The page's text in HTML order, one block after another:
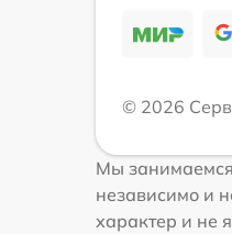
© 2026
Мы занимаемся
независимо и
характер и не